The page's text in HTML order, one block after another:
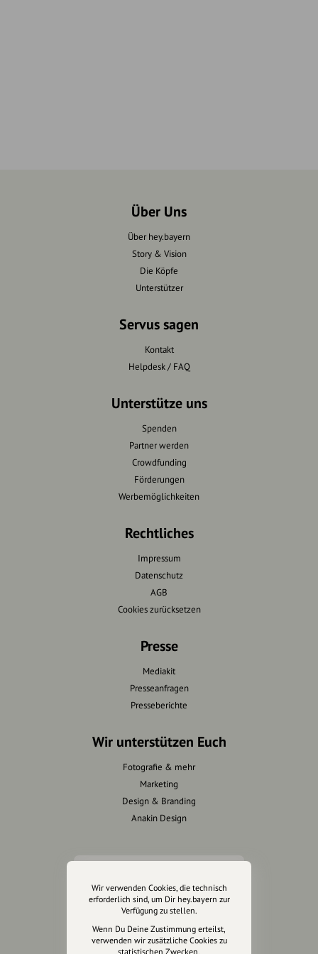
Über Uns
Über hey.bayern
Story & Vision
Die Köpfe
Unterstützer
Servus sagen
Kontakt
Helpdesk / FAQ
Unterstütze uns
Spenden
Partner werden
Crowdfunding
Förderungen
Werbemöglichkeiten
Rechtliches
Impressum
Datenschutz
AGB
Cookies zurücksetzen
Presse
Mediakit
Presseanfragen
Presseberichte
Wir unterstützen Euch
Fotografie & mehr
Marketing
Design & Branding
Anakin Design
unsere Plattform
hey.bayern ist ein Projekt von
uns für unsere Region und
Wir verwenden Cookies, die technisch
erforderlich sind, um Dir hey.bayern zur
Verfügung zu stellen.
Wenn Du Deine Zustimmung erteilst,
verwenden wir zusätzliche Cookies zu
statistischen Zwecken.